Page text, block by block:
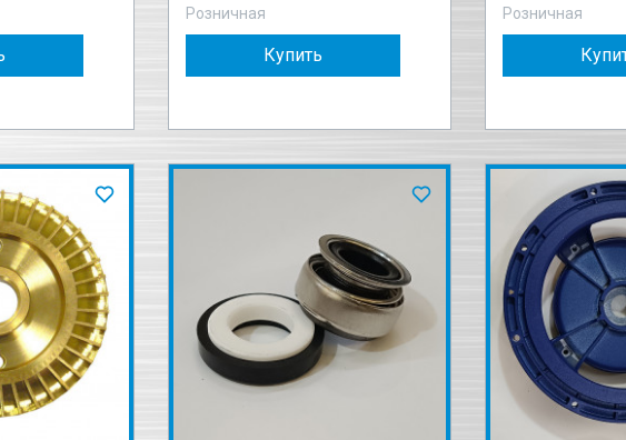
Розничная
Купить
Розничная